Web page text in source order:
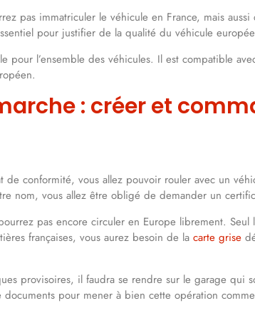
pas immatriculer le véhicule en France, mais aussi
pour justifier de la qualité du véhicule
pour l’ensemble des véhicules. Il est compatible
: créer et
de conformité, vous allez pouvoir rouler avec un
nom, vous allez être obligé de demander un
pas encore circuler en Europe librement. Seul
françaises, vous aurez besoin de la carte grise
provisoires, il faudra se rendre sur le garage qui
pour mener à bien cette opération